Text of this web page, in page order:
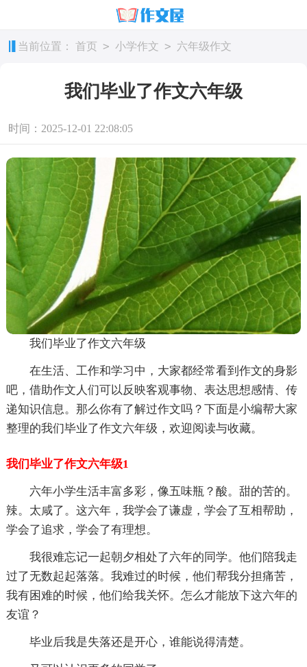
当前位置： 首页 > 小学作文 > 六年级作文
我们毕业了作文六年级
时间：2025-12-01 22:08:05
我们毕业了作文六年级
在生活、工作和学习中，大家都经常看到作文的身影
吧，借助作文人们可以反映客观事物、表达思想感情、传
递知识信息。那么你有了解过作文吗？下面是小编帮大家
整理的我们毕业了作文六年级，欢迎阅读与收藏。
我们毕业了作文六年级1
六年小学生活丰富多彩，像五味瓶？酸。甜的苦的。
辣。太咸了。这六年，我学会了谦虚，学会了互相帮助，
学会了追求，学会了有理想。
我很难忘记一起朝夕相处了六年的同学。他们陪我走
过了无数起起落落。我难过的时候，他们帮我分担痛苦，
我有困难的时候，他们给我关怀。怎么才能放下这六年的
友谊？
毕业后我是失落还是开心，谁能说得清楚。